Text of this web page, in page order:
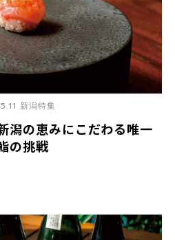
潟の恵みにこだわる唯一
の挑戦
新潟特集